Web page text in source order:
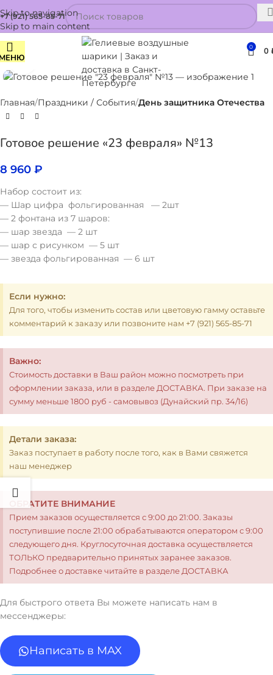
Skip to navigation
Skip to main content
+7 (921) 565-85-71
0 0
Нажмите, чтобы увеличить
Главная Праздники / События День защитника Отечества
Готовое решение «23 февраля» №13
8 960 ₽
Набор состоит из:
— Шар цифра фольгированная — 2шт
— 2 фонтана из 7 шаров:
— шар звезда — 2 шт
— шар с рисунком — 5 шт
— звезда фольгированная — 6 шт
Если нужно:
Для того, чтобы изменить состав или цветовую гамму оставьте
комментарий к заказу или позвоните нам +7 (921) 565-85-71
Важно:
Стоимость доставки в Ваш район можно посмотреть при
оформлении заказа, или в разделе ДОСТАВКА. При заказе на
сумму меньше 1800 руб - самовывоз (Дунайский пр. 34/16)
Детали заказа:
Заказ поступает в работу после того, как в Вами свяжется
наш менеджер
ОБРАТИТЕ ВНИМАНИЕ
Прием заказов осуществляется с 9:00 до 21:00. Заказы
поступившие после 21:00 обрабатываются оператором с 9:00
следующего дня. Круглосуточная доставка осуществляется
ТОЛЬКО предварительно принятых заранее заказов.
Подробнее о доставке читайте в разделе ДОСТАВКА
Для быстрого ответа Вы можете написать нам в
мессенджеры:
Написать в MAX